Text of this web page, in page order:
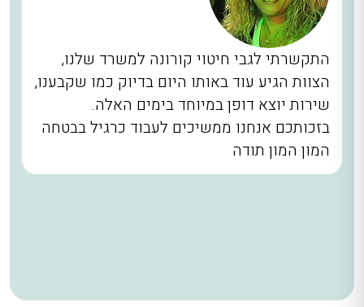
התקשרתי לגבי חיטוי קורונה למשרד שלנו,
הצוות הגיע עוד באותו היום בדיוק כמו שקבענו,
שירות יוצא דופן במיוחד בימים האלה.
בזכותכם אנחנו ממשיכים לעבוד כרגיל בבטחה
המון המון תודה